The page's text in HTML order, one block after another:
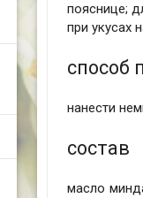
пояснице;
при укусах
способ
нанести
состав
масло